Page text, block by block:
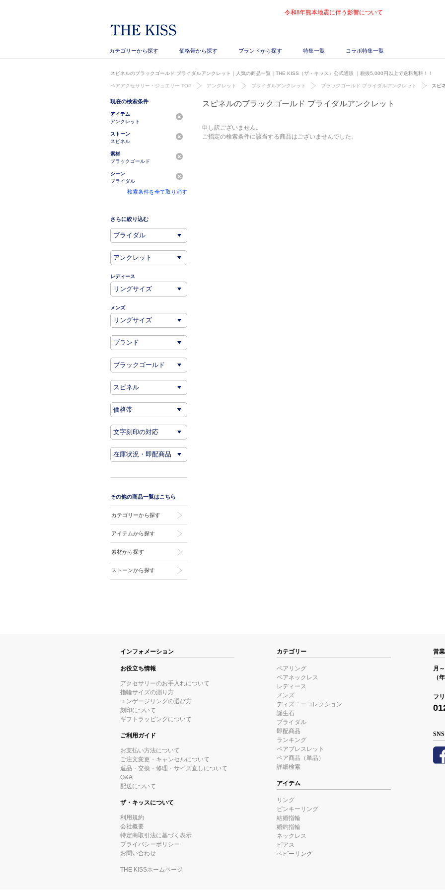
令和8年熊本地震に伴う影響について
カテゴリーから探す 価格帯から探す ブランドから探す 特集一覧 コラボ特集一覧
スピネルのブラックゴールド ブライダルアンクレット｜人気の商品一覧｜THE KISS（ザ・キッス）公式通販 ｜税抜5,000円以上で送料無料！！
ペアアクセサリー・ジュエリー TOP アンクレット ブライダルアンクレット ブラックゴールド ブライダルアンクレット スピ
スピネルのブラックゴールド ブライダルアンクレット
申し訳ございません。
ご指定の検索条件に該当する商品はございませんでした。
現在の検索条件
アイテム
アンクレット
ストーン
スピネル
素材
ブラックゴールド
シーン
ブライダル
検索条件を全て取り消す
さらに絞り込む
レディース
メンズ
その他の商品一覧はこちら
カテゴリーから探す
アイテムから探す
素材から探す
ストーンから探す
インフォメーション
お役立ち情報
アクセサリーのお手入れについて
指輪サイズの測り方
エンゲージリングの選び方
刻印について
ギフトラッピングについて
ご利用ガイド
お支払い方法について
ご注文変更・キャンセルについて
返品・交換・修理・サイズ直しについて
Q&A
配送について
ザ・キッスについて
利用規約
会社概要
特定商取引法に基づく表示
プライバシーポリシー
お問い合わせ
THE KISSホームページ
カテゴリー
ペアリング
ペアネックレス
レディース
メンズ
ディズニーコレクション
誕生石
ブライダル
即配商品
ランキング
ペアブレスレット
ペア商品（単品）
詳細検索
アイテム
リング
ピンキーリング
結婚指輪
婚約指輪
ネックレス
ピアス
ベビーリング
営
月
（
フ
SNS